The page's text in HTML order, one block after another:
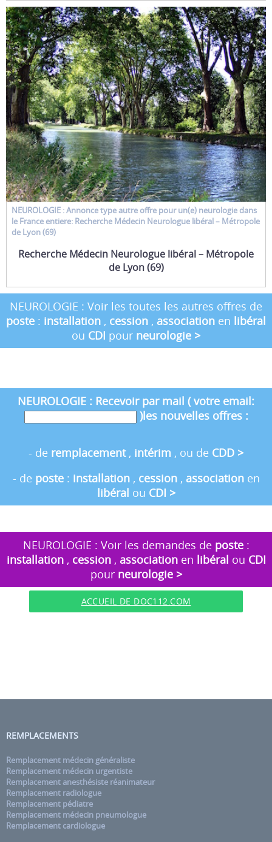
NEUROLOGIE : Annonce typeautre offre pour un(e) neurologie dans
le France entiere: Recherche Médecin Neurologue libéral – Métropole
de Lyon (69)
Recherche Médecin Neurologue libéral – Métropole
de Lyon (69)
NEUROLOGIE : Voir les toutes les autres offres de
poste : installation , cession , association en libéral
ou CDI pour neurologie >
NEUROLOGIE : Recevoir par mail ( votre email:
)les nouvelles offres :
- de remplacement , intérim , ou de CDD >
- de poste: installation, cession, associationen
libéral ou CDI >
NEUROLOGIE : Voir les demandes de poste:
installation, cession, associationen libéral ou CDI
pour neurologie >
ACCUEIL DE DOC112.COM
REMPLACEMENTS
Remplacement médecin généraliste
Remplacement médecin urgentiste
Remplacement anesthésiste réanimateur
Remplacement radiologue
Remplacement pédiatre
Remplacement médecin pneumologue
Remplacement cardiologue